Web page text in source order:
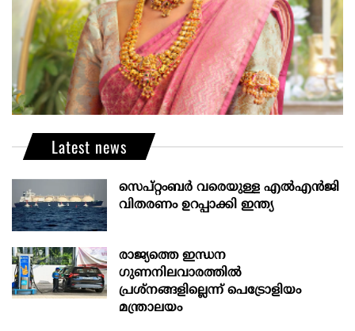
Latest news
സെപ്റ്റംബർ വരെയുള്ള എൽഎൻജി
വിതരണം ഉറപ്പാക്കി ഇന്ത്യ
രാജ്യത്തെ ഇന്ധന
ഗുണനിലവാരത്തില്‍
പ്രശ്‌നങ്ങളില്ലെന്ന് പെട്രോളിയം
മന്ത്രാലയം